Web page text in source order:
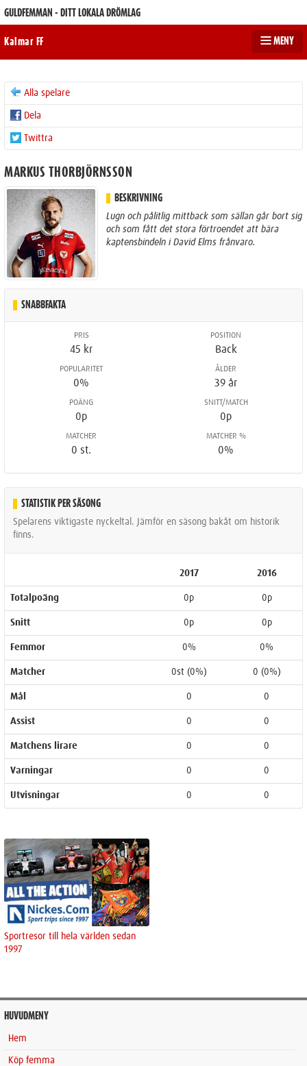
GULDFEMMAN - DITT LOKALA DRÖMLAG
Kalmar FF MENY
Alla spelare
Dela
Twittra
MARKUS THORBJÖRNSSON
BESKRIVNING
Lugn och pålitlig mittback som sällan går bort sig
och som fått det stora förtroendet att bära
kaptensbindeln i David Elms frånvaro.
SNABBFAKTA
PRIS
45 kr
POPULARITET
0%
POÄNG
0p
MATCHER
0 st.
POSITION
Back
ÅLDER
39 år
SNITT/MATCH
0p
MATCHER %
0%
STATISTIK PER SÄSONG
Spelarens viktigaste nyckeltal. Jämför en säsong bakåt om historik
finns.
2017 2016
Totalpoäng 0p 0p
Snitt 0p 0p
Femmor 0% 0%
Matcher 0st (0%) 0 (0%)
Mål 0 0
Assist 0 0
Matchens lirare 0 0
Varningar 0 0
Utvisningar 0 0
Sportresor till hela världen sedan
1997
HUVUDMENY
Hem
Köp femma